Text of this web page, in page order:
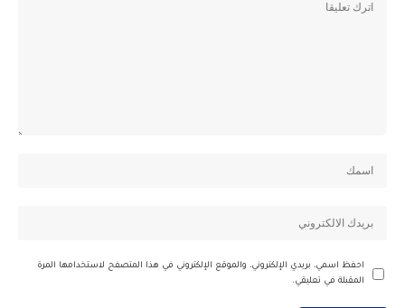
احفظ اسمي، بريدي الإلكتروني، والموقع الإلكتروني في هذا المتصفح لاستخدامها المرة
المقبلة في تعليقي.